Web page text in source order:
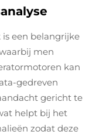
een belangrijke
men
kan
gedreven
gericht te
helpt bij het
zodat deze